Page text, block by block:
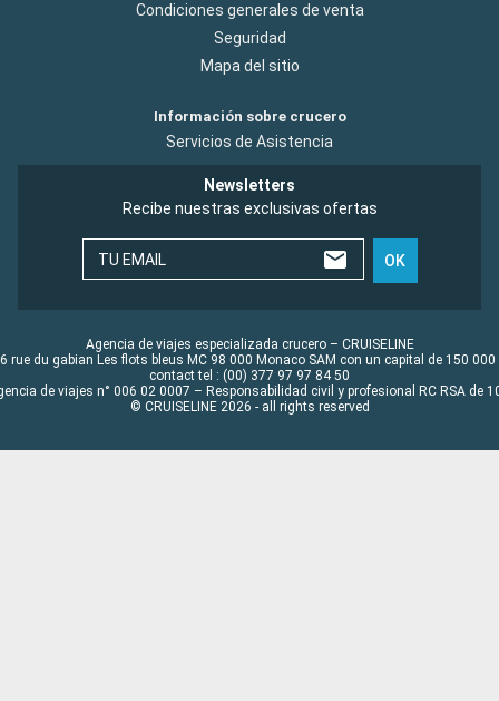
Condiciones generales de venta
Seguridad
Mapa del sitio
Información sobre crucero
Servicios de Asistencia
Newsletters
Recibe nuestras exclusivas ofertas
TU EMAIL OK
Agencia de viajes especializada crucero – CRUISELINE
rue du gabian Les flots bleus MC 98 000 Monaco SAM con un capital de 150 000
contact tel : (00) 377 97 97 84 50
de viajes n° 006 02 0007 – Responsabilidad civil y profesional RC RSA de
© CRUISELINE 2026 - all rights reserved